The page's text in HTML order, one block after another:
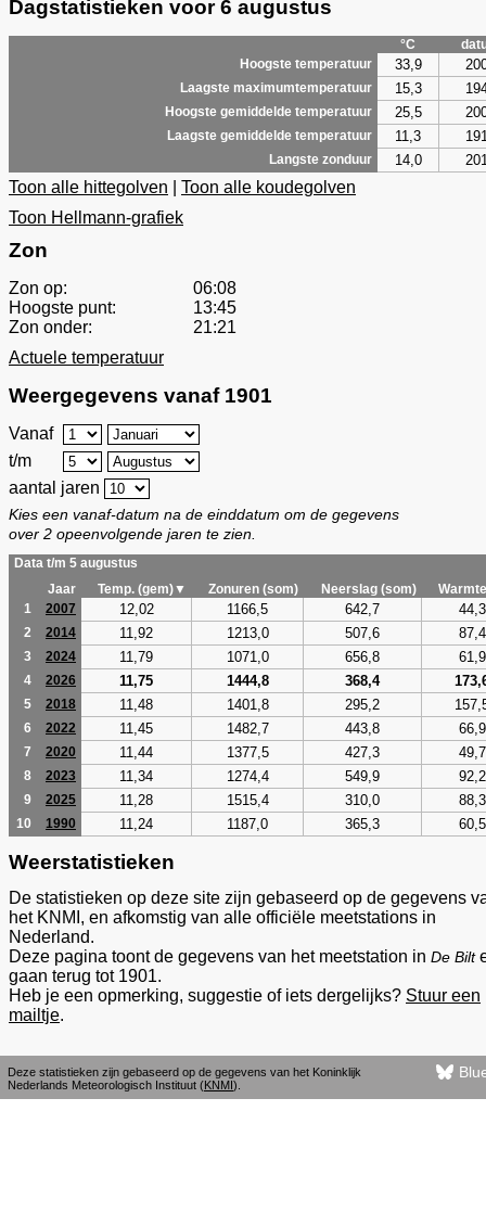
Dagstatistieken voor 6 augustus
°C
Hoogste temperatuur
33,9
Laagste maximumtemperatuur 15,3
Hoogste gemiddelde temperatuur 25,5
Laagste gemiddelde temperatuur 11,3
Langste zonduur 14,0
Toon alle hittegolven
Toon alle koudegolven
Toon Hellmann-grafiek
Zon
Zon op:
06:08
Hoogste punt:
13:45
Zon onder:
21:21
Actuele temperatuur
Weergegevens vanaf 1901
Vanaf
t/m
aantal jaren
Kies een vanaf-datum na de einddatum om de gegevens
over 2 opeenvolgende jaren te zien.
Data t/m 5 augustus
Jaar
Temp. (gem)▼ Zonuren (som) Neerslag (som)
1
2007 12,02 1166,5 642,7 44,3
2 2014 11,92 1213,0 507,6 87,4
3 2024 11,79 1071,0 656,8 61,9
4 2026 11,75 1444,8 368,4
5 2018 11,48 1401,8 295,2
6 2022 11,45 1482,7 443,8 66,9
7 2020 11,44 1377,5 427,3 49,7
8 2023 11,34 1274,4 549,9 92,2
9 2025 11,28 1515,4 310,0 88,3
10 1990 11,24 1187,0 365,3 60,5
Weerstatistieken
De statistieken op deze site zijn gebaseerd op de gegevens
het KNMI, en afkomstig van alle officiële meetstations in
Nederland.
Deze pagina toont de gegevens van het meetstation in De Bilt
gaan terug tot 1901.
Heb je een opmerking, suggestie of iets dergelijks? Stuur een
mailtje.
Deze statistieken zijn gebaseerd op de gegevens van het Koninklijk
Nederlands Meteorologisch Instituut (KNMI).